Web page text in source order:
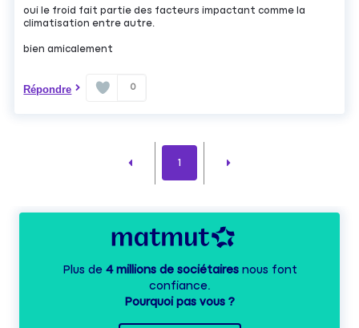
oui le froid fait partie des facteurs impactant comme la
climatisation entre autre.
bien amicalement
Répondre 0
1
Plus de 4 millions de sociétairesnous font
confiance.
Pourquoi pas vous ?